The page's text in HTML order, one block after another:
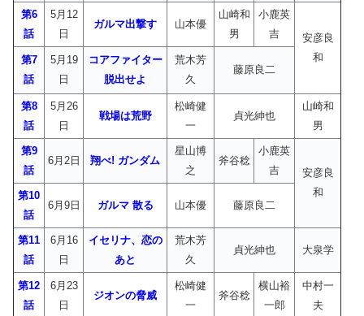
第6
話
5月12
日
ガルマ出撃す 山本優
山崎和
男
小鹿英
吉
安彦良
和
第7
話
5月19
日
コアファイター
脱出せよ
荒木芳
久
藤原良二
第8
話
5月26
日
戦場は荒野
松崎健
一
貞光紳也
山崎和
男
第9
話
6月2日 翔べ! ガンダム
星山博
之
斧谷稔
小鹿英
吉
安彦良
和
第10
話
6月9日 ガルマ 散る 山本優 藤原良二
第11
話
6月16
日
イセリナ、恋の
あと
荒木芳
久
貞光紳也 大泉学
第12
話
6月23
日
ジオンの脅威
松崎健
一
斧谷稔
横山裕
一郎
中村一
夫